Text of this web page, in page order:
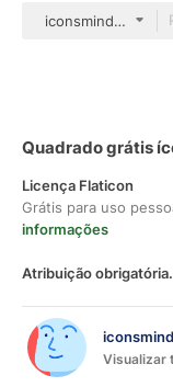
iconsmind Others
Quadrado grátis
Licença Flaticon
Grátis para uso
informações
Atribuição obrigatória.
iconsmind
Visualizar